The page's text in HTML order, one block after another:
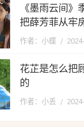
《墨雨云间》
把薛芳菲从牢
作者：小蝶
花芷是怎么把
的
作者：小丢